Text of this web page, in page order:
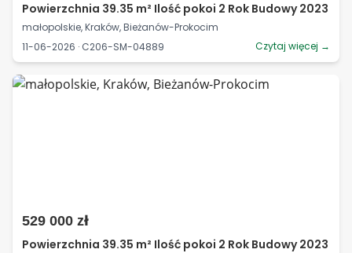
Powierzchnia 39.35 m² Ilość pokoi 2 Rok Budowy 2023
małopolskie, Kraków, Bieżanów-Prokocim
11-06-2026 · C206-SM-04889
Czytaj więcej →
529 000 zł
Powierzchnia 39.35 m² Ilość pokoi 2 Rok Budowy 2023